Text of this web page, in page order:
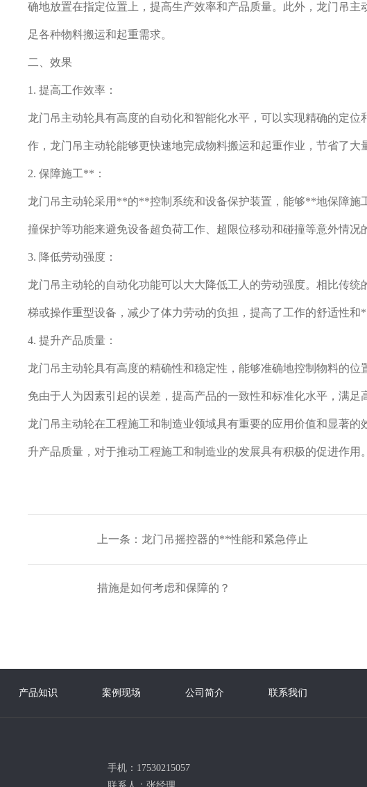
确地放置在指定位置上，提高生产效率和产品质量。此外，龙门吊
足各种物料搬运和起重需求。
二、效果
1. 提高工作效率：
龙门吊主动轮具有高度的自动化和智能化水平，可以实现精确的定
作，龙门吊主动轮能够更快速地完成物料搬运和起重作业，节省了大
2. 保障施工**：
龙门吊主动轮采用**的**控制系统和设备保护装置，能够**地保障
撞保护等功能来避免设备超负荷工作、超限位移动和碰撞等意外情况
3. 降低劳动强度：
龙门吊主动轮的自动化功能可以大大降低工人的劳动强度。相比传
梯或操作重型设备，减少了体力劳动的负担，提高了工作的舒适性和
4. 提升产品质量：
龙门吊主动轮具有高度的精确性和稳定性，能够准确地控制物料的
免由于人为因素引起的误差，提高产品的一致性和标准化水平，满足
龙门吊主动轮在工程施工和制造业领域具有重要的应用价值和显著
升产品质量，对于推动工程施工和制造业的发展具有积极的促进作用。
上一条： 龙门吊摇控器的**性能和紧急停止
措施是如何考虑和保障的？
产品知识 案例现场 公司简介 联系我们
手机：17530215057